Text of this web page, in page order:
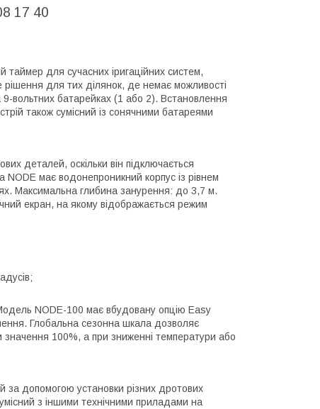
17 40
таймер для сучасних іригаційних систем,
для тих ділянок, де немає можливості
9-вольтних батарейках (1 або 2). Встановлення
також сумісний із сонячними батареями
деталей, оскільки він підключається
NODE має водонепроникний корпус із рівнем
Максимальна глибина занурення: до 3,7 м.
екран, на якому відображається режим
NODE-100 має вбудовану опцію Easy
Глобальна сезонна шкала дозволяє
значення 100%, а при зниженні температури або
допомогою установки різних дротових
з іншими технічними приладами на